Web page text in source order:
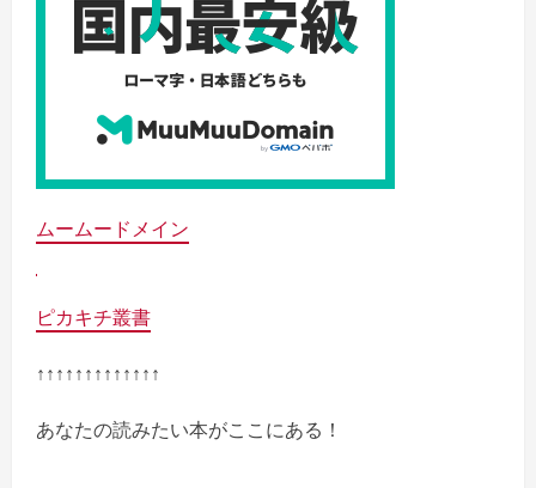
ムームードメイン
ピカキチ叢書
↑↑↑↑↑↑↑↑↑↑↑↑↑
あなたの読みたい本がここにある！